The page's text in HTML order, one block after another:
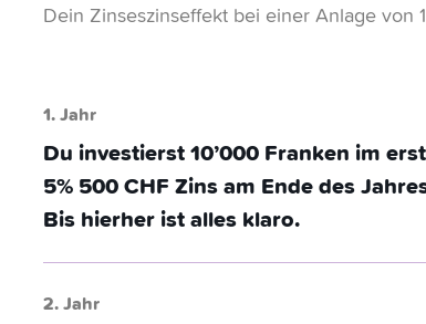
Dein Zinseszinseffekt bei einer Anlage von
1. Jahr
Du investierst 10’000 Franken im
5% 500 CHF Zins am Ende des
Bis hierher ist alles klaro.
2. Jahr